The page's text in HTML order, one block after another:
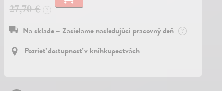
27,70 €
?
Na sklade – Zasielame nasledujúci pracovný deň ?
Pozrieť dostupnosť v kníhkupectvách